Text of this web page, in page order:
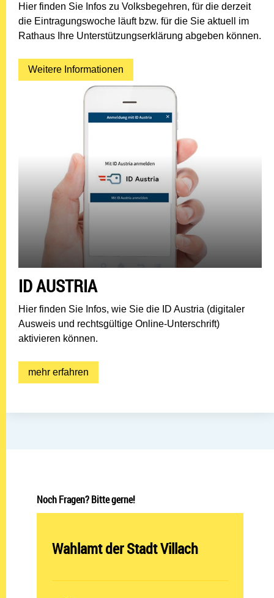
Hier finden Sie Infos zu Volksbegehren, für die derzeit
die Eintragungswoche läuft bzw. für die Sie aktuell im
Rathaus Ihre Unterstützungserklärung abgeben können.
Weitere Informationen
ID AUSTRIA
Hier finden Sie Infos, wie Sie die ID Austria (digitaler
Ausweis und rechtsgültige Online-Unterschrift)
aktivieren können.
mehr erfahren
Noch Fragen? Bitte gerne!
Abteilung öffnen:
Wahlamt der Stadt Villach